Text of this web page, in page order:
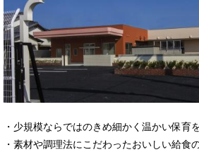
・少規模ならではのきめ細かく温かい保育
・素材や調理法にこだわったおいしい給食